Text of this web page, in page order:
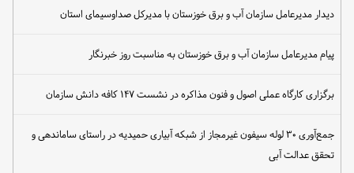
دیدار مدیرعامل سازمان آب و برق خوزستان با مدیرکل صداوسیمای استان
پیام مدیرعامل سازمان آب و برق خوزستان به مناسبت روز خبرنگار
برگزاری کارگاه عملی اصول و فنون مذاکره در نشست ۱۴۷ کافه دانش سازمان
جمع‌آوری ۳۰ لوله سیفون غیرمجاز از شبکه آبیاری حمیدیه در راستای ساماندهی و
تحقق عدالت آبی